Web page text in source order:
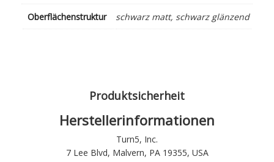
Oberflächenstruktur schwarz matt, schwarz glänzend
Produktsicherheit
Herstellerinformationen
Turn5, Inc.
7 Lee Blvd, Malvern, PA 19355, USA